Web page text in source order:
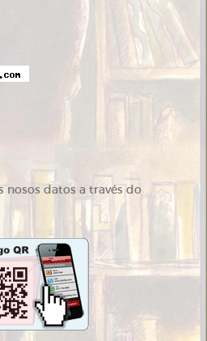
nosos datos a través do